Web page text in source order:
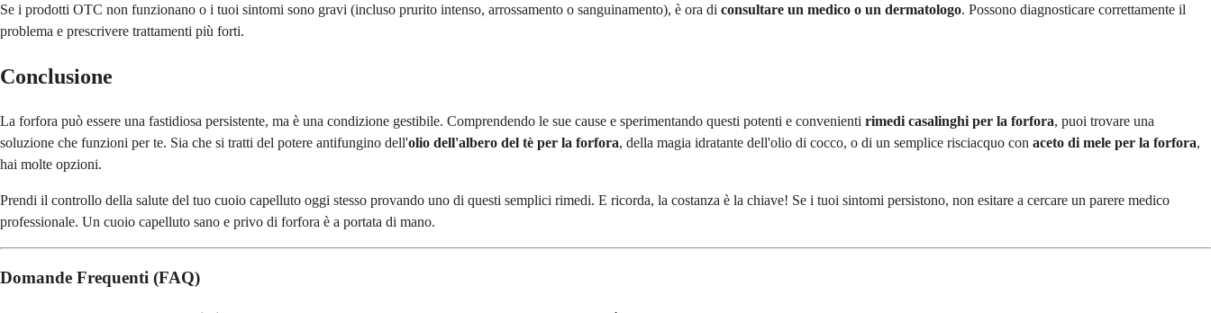
Se i prodotti OTC non funzionano o i tuoi sintomi sono gravi (incluso prurito intenso, arrossamento o sanguinamento), è ora di consultare un medico o un dermatologo. Possono diagnosticare correttamente il
problema e prescrivere trattamenti più forti.
Conclusione
La forfora può essere una fastidiosa persistente, ma è una condizione gestibile. Comprendendo le sue cause e sperimentando questi potenti e convenienti rimedi casalinghi per la forfora, puoi trovare una
soluzione che funzioni per te. Sia che si tratti del potere antifungino dell'olio dell'albero del tè per la forfora, della magia idratante dell'olio di cocco, o di un semplice risciacquo con aceto di mele per la forfora,
hai molte opzioni.
Prendi il controllo della salute del tuo cuoio capelluto oggi stesso provando uno di questi semplici rimedi. E ricorda, la costanza è la chiave! Se i tuoi sintomi persistono, non esitare a cercare un parere medico
professionale. Un cuoio capelluto sano e privo di forfora è a portata di mano.
Domande Frequenti (FAQ)